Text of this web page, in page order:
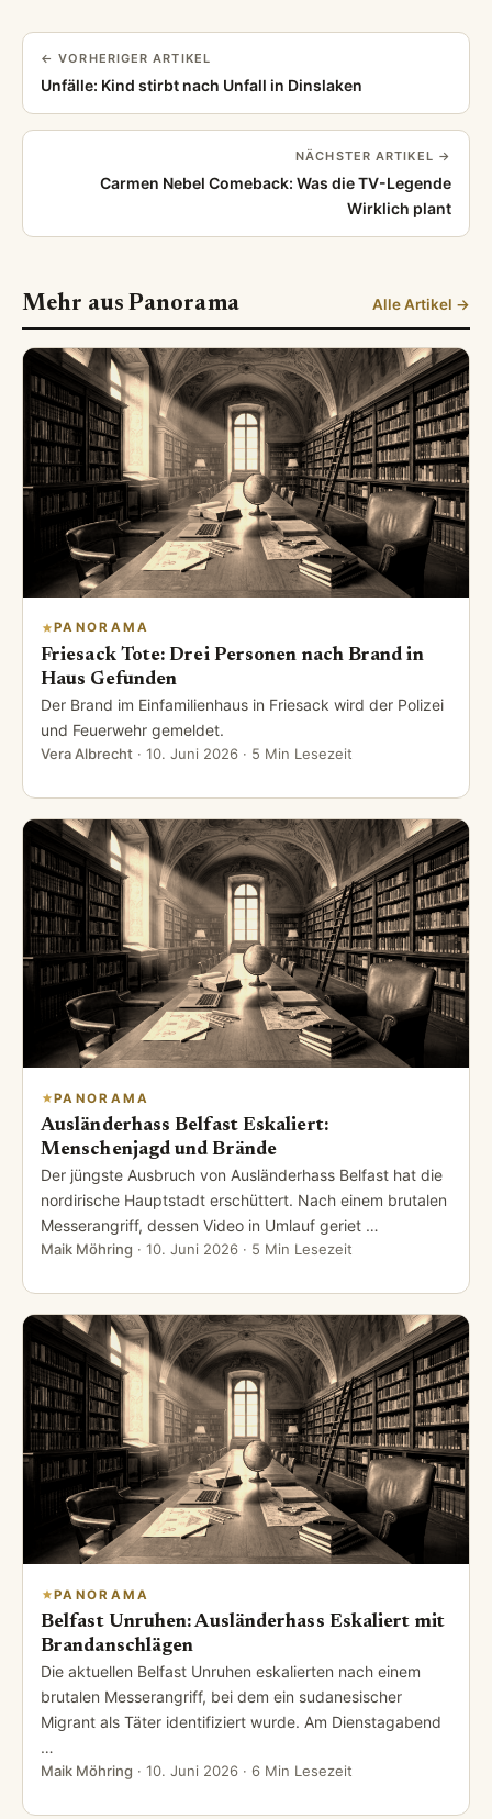
← VORHERIGER ARTIKEL
Unfälle: Kind stirbt nach Unfall in Dinslaken
NÄCHSTER ARTIKEL →
Carmen Nebel Comeback: Was die TV-Legende
Wirklich plant
Mehr aus Panorama Alle Artikel →
PANORAMA
Friesack Tote: Drei Personen nach Brand in
Haus Gefunden
Der Brand im Einfamilienhaus in Friesack wird der Polizei
und Feuerwehr gemeldet.
Vera Albrecht · 10. Juni 2026 · 5 Min Lesezeit
PANORAMA
Ausländerhass Belfast Eskaliert:
Menschenjagd und Brände
Der jüngste Ausbruch von Ausländerhass Belfast hat die
nordirische Hauptstadt erschüttert. Nach einem brutalen
Messerangriff, dessen Video in Umlauf geriet …
Maik Möhring · 10. Juni 2026 · 5 Min Lesezeit
PANORAMA
Belfast Unruhen: Ausländerhass Eskaliert mit
Brandanschlägen
Die aktuellen Belfast Unruhen eskalierten nach einem
brutalen Messerangriff, bei dem ein sudanesischer
Migrant als Täter identifiziert wurde. Am Dienstagabend
…
Maik Möhring · 10. Juni 2026 · 6 Min Lesezeit